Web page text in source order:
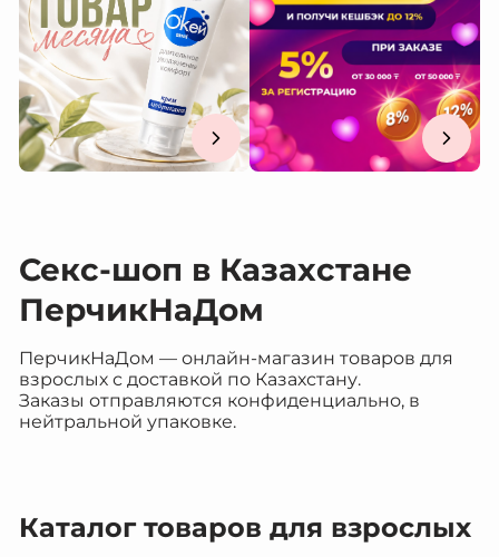
Секс-шоп в Казахстане
ПерчикНаДом
ПерчикНаДом — онлайн-магазин товаров для
взрослых с доставкой по Казахстану.
Заказы отправляются конфиденциально, в
нейтральной упаковке.
Каталог товаров для взрослых